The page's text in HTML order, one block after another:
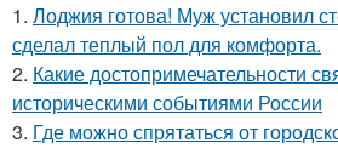
1. Лоджия готова! Муж установил
сделал теплый пол для комфорта.
2. Какие достопримечательности
историческими событиями России
3. Где можно спрятаться от